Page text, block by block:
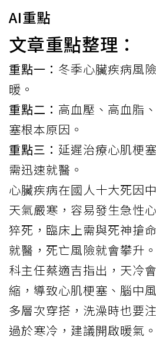
AI重點
文章重點整理：
重點一： 冬季心臟疾病風
暖。
重點二： 高血壓、高血脂
塞根本原因。
重點三： 延遲治療心肌梗
需迅速就醫。
心臟疾病在國人十大死因
天氣嚴寒，容易發生急性
猝死 ，臨床上需與死神搶
就醫，死亡風險就會攀升
科主任蔡適吉指出，天冷
縮，導致心肌梗塞、 腦中風
多層次穿搭，洗澡時也要
過於寒冷，建議開啟暖氣。